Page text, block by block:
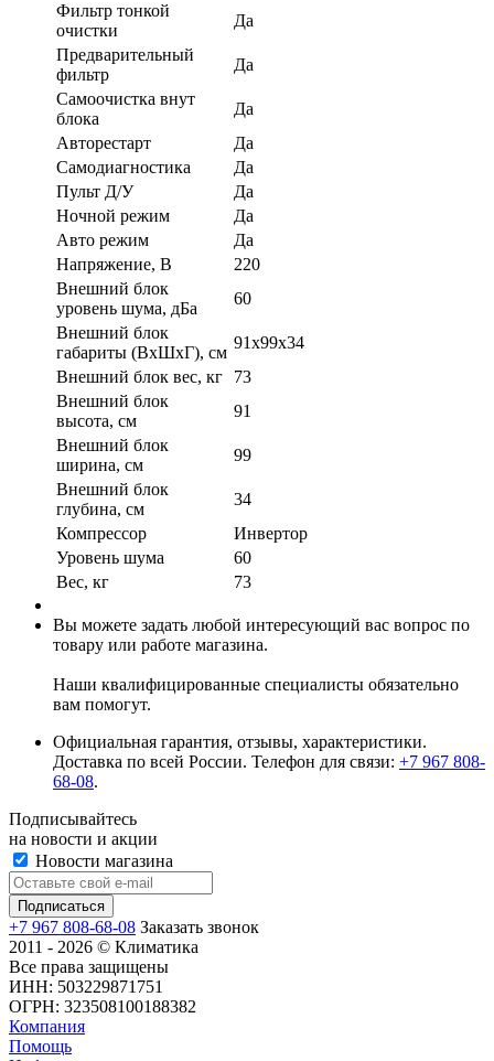
Фильтр тонкой
очистки
Да
Предварительный
фильтр
Да
Самоочистка внут
блока
Да
Авторестарт
Да
Самодиагностика
Да
Пульт Д/У
Да
Ночной режим
Да
Авто режим
Да
Напряжение, В
220
Внешний блок
уровень шума, дБа
60
Внешний блок
габариты (ВхШхГ), см
91x99x34
Внешний блок вес, кг
73
Внешний блок
высота, см
91
Внешний блок
ширина, см
99
Внешний блок
глубина, см
34
Компрессор
Инвертор
Уровень шума
60
Вес, кг
73
Вы можете задать любой интересующий вас вопрос по
товару или работе магазина.
Наши квалифицированные специалисты обязательно
вам помогут.
Официальная гарантия, отзывы, характеристики.
Доставка по всей России. Телефон для связи: +7 967 808-
68-08.
Подписывайтесь
на новости и акции
Новости магазина
+7 967 808-68-08 Заказать звонок
2011 - 2026 © Климатика
Все права защищены
ИНН: 503229871751
ОГРН: 323508100188382
Компания
Помощь